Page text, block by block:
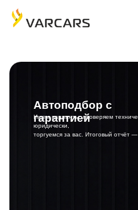
Автоподбор с
гарантией
Ищем варианты, проверяем
юридически,
торгуемся за вас. Итоговый отчёт